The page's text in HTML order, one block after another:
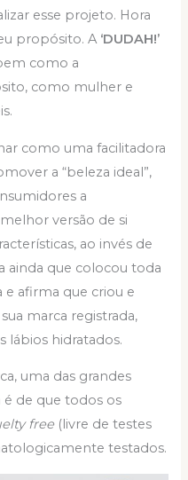
esse projeto. Hora
propósito. A ‘DUDAH!’
como a
como mulher e
como uma facilitadora
a “beleza ideal”,
a
versão de si
ao invés de
ainda que colocou toda
e afirma que criou e
marca registrada,
lábios hidratados.
uma das grandes
é de que todos os
free(livre de testes
testados.